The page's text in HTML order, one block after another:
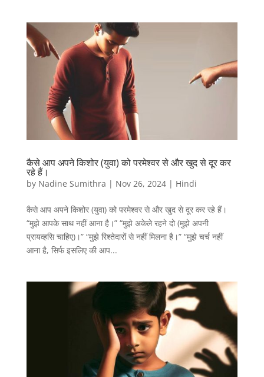
कैसे आप अपने किशोर (युवा) को परमेश्वर से और खुद से दूर कर
रहे हैं।
by Nadine Sumithra | Nov 26, 2024| Hindi
कैसे आप अपने किशोर (युवा) को परमेश्वर से और खुद से दूर कर रहे हैं।
“मुझे आपके साथ नहीं आना है।” “मुझे अकेले रहने दो (मुझे अपनी
प्रायव्हसि चाहिए)।” “मुझे रिश्तेदारों से नहीं मिलना है।” “मुझे चर्च नहीं
आना है, सिर्फ इसलिए की आप...